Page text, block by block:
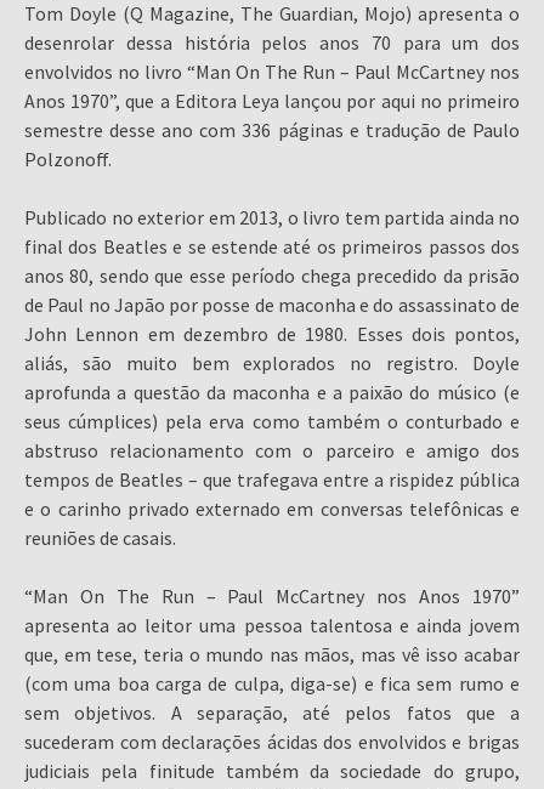
Tom Doyle (Q Magazine, The Guardian, Mojo) apresenta o
desenrolar dessa história pelos anos 70 para um dos
envolvidos no livro “Man On The Run – Paul McCartney nos
Anos 1970”, que a Editora Leya lançou por aqui no primeiro
semestre desse ano com 336 páginas e tradução de Paulo
Polzonoff.
Publicado no exterior em 2013, o livro tem partida ainda no
final dos Beatles e se estende até os primeiros passos dos
anos 80, sendo que esse período chega precedido da prisão
de Paul no Japão por posse de maconha e do assassinato de
John Lennon em dezembro de 1980. Esses dois pontos,
aliás, são muito bem explorados no registro. Doyle
aprofunda a questão da maconha e a paixão do músico (e
seus cúmplices) pela erva como também o conturbado e
abstruso relacionamento com o parceiro e amigo dos
tempos de Beatles – que trafegava entre a rispidez pública
e o carinho privado externado em conversas telefônicas e
reuniões de casais.
“Man On The Run – Paul McCartney nos Anos 1970”
apresenta ao leitor uma pessoa talentosa e ainda jovem
que, em tese, teria o mundo nas mãos, mas vê isso acabar
(com uma boa carga de culpa, diga-se) e fica sem rumo e
sem objetivos. A separação, até pelos fatos que a
sucederam com declarações ácidas dos envolvidos e brigas
judiciais pela finitude também da sociedade do grupo,